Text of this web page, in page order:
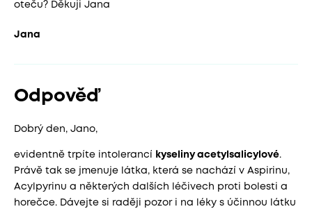
oteču? Děkuji Jana
Jana
Odpověď
Dobrý den, Jano,
evidentně trpíte intolerancí kyseliny acetylsalicylové.
Právě tak se jmenuje látka, která se nachází v Aspirinu,
Acylpyrinu a některých dalších léčivech proti bolesti a
horečce. Dávejte si raději pozor i na léky s účinnou látku